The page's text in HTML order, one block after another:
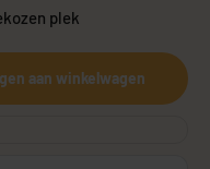
plek
aan winkelwagen